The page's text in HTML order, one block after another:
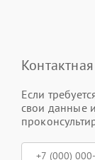
Если
свои данные